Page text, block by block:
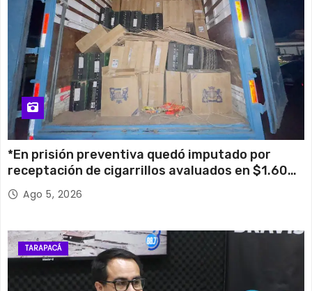
*En prisión preventiva quedó imputado por
receptación de cigarrillos avaluados en $1.600
millones*
Ago 5, 2026
TARAPACÁ